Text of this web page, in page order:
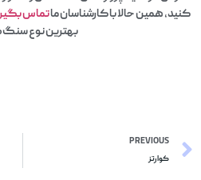
کنید، همین حالا با کارشناسان ماتماس
بهترین نوع
PREVIOUS
کوارتز